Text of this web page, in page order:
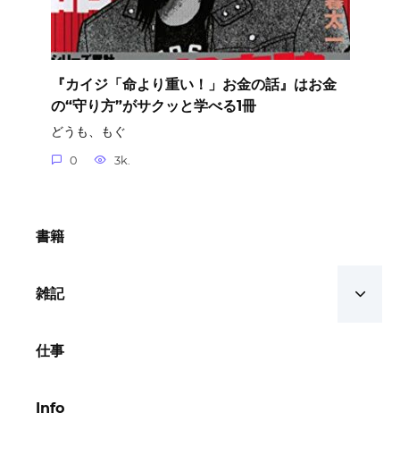
『カイジ「命より重い！」お金の話』はお金
の“守り方”がサクッと学べる1冊
どうも、もぐ
0 3k.
書籍
雑記
仕事
Info